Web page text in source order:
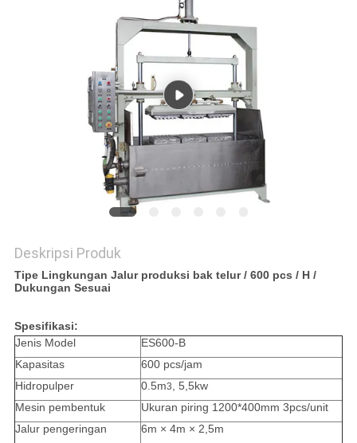
Deskripsi Produk
Tipe Lingkungan Jalur produksi bak telur / 600 pcs / H /
Dukungan Sesuai
Spesifikasi:
Jenis Model
ES600-B
Kapasitas
600 pcs/jam
Hidropulper
0.5m3, 5,5kw
Mesin pembentuk
Ukuran piring 1200*400mm 3pcs/unit
Jalur pengeringan
6m × 4m × 2,5m